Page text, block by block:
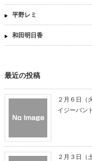
平野レミ
和田明日香
最近の投稿
２月６日（
イジーバン
２月３日（